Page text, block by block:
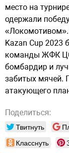
место на
одержали
Kazan Cup 2023
команды ЖФК
бомбардир и
забитых мячей.
атакующего
Поделиться:
Твитнуть
Класснуть